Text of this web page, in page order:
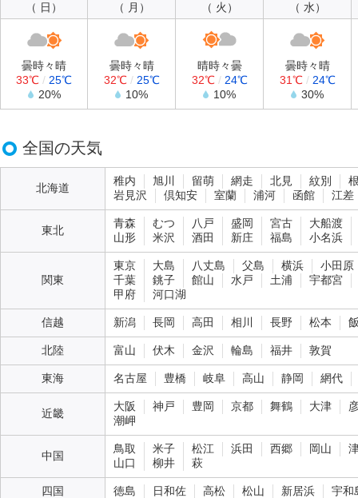
（ 日）
（ 月）
（ 火）
（ 水）
曇時々晴
33℃ / 25℃
20%
曇時々晴
32℃/ 25℃
10%
晴時々曇
32℃/ 24℃
10%
曇時々晴
31℃/ 24℃
30%
全国の天気
北海道
稚内 旭川 留萌 網走 北見 紋別
岩見沢
倶知安 室蘭 浦河 函館 江差
東北
青森 むつ 八戸 盛岡 宮古
大船渡
山形
米沢 酒田 新庄 福島 小名浜
関東
東京 大島 八丈島 父島 横浜
小田原
千葉
銚子 館山 水戸 土浦
宇都宮
甲府
河口湖
信越 新潟 長岡 高田 相川 長野 松本
北陸 富山 伏木 金沢 輪島 福井 敦賀
東海 名古屋 豊橋 岐阜 高山 静岡 網代
近畿
大阪 神戸 豊岡 京都 舞鶴 大津
潮岬
中国
鳥取 米子 松江 浜田 西郷 岡山
山口
柳井 萩
四国 徳島 日和佐 高松 松山 新居浜 宇和